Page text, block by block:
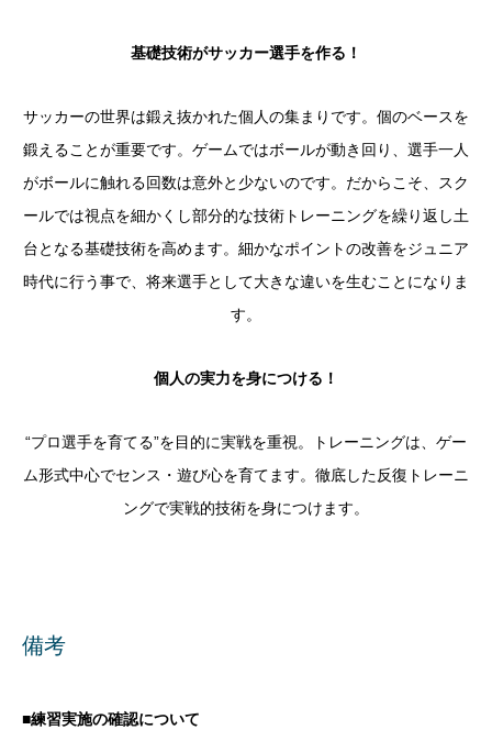
基礎技術がサッカー選手を作る！
サッカーの世界は鍛え抜かれた個人の集まりです。個のベースを
鍛えることが重要です。ゲームではボールが動き回り、選手一人
がボールに触れる回数は意外と少ないのです。だからこそ、スク
ールでは視点を細かくし部分的な技術トレーニングを繰り返し土
台となる基礎技術を高めます。細かなポイントの改善をジュニア
時代に行う事で、将来選手として大きな違いを生むことになりま
す。
個人の実力を身につける！
“プロ選手を育てる”を目的に実戦を重視。トレーニングは、ゲー
ム形式中心でセンス・遊び心を育てます。徹底した反復トレーニ
ングで実戦的技術を身につけます。
備考
■練習実施の確認について